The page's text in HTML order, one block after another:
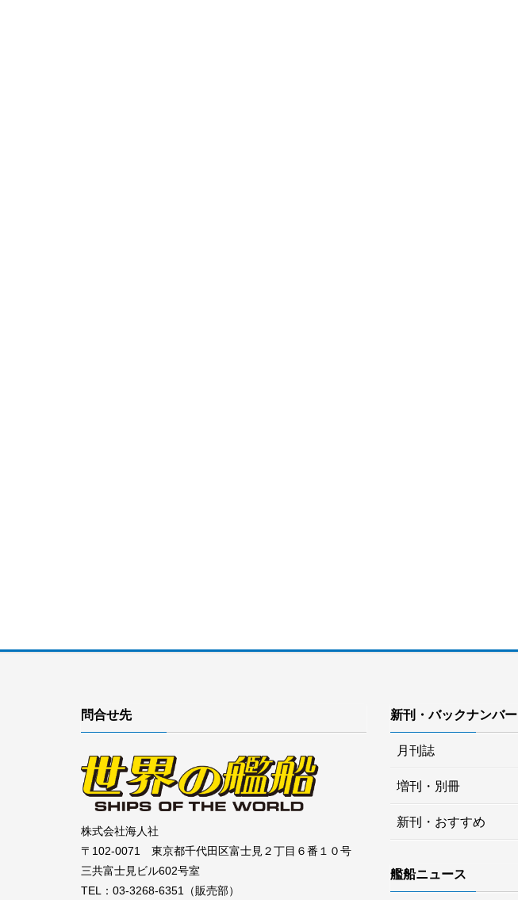
問合せ先
株式会社海人社
〒102-0071 東京都千代田区富士見２丁目６番１０号
三共富士見ビル602号室
TEL：03-3268-6351（販売部）
新刊・バックナンバー
月刊誌
増刊・別冊
新刊・おすすめ
艦船ニュース